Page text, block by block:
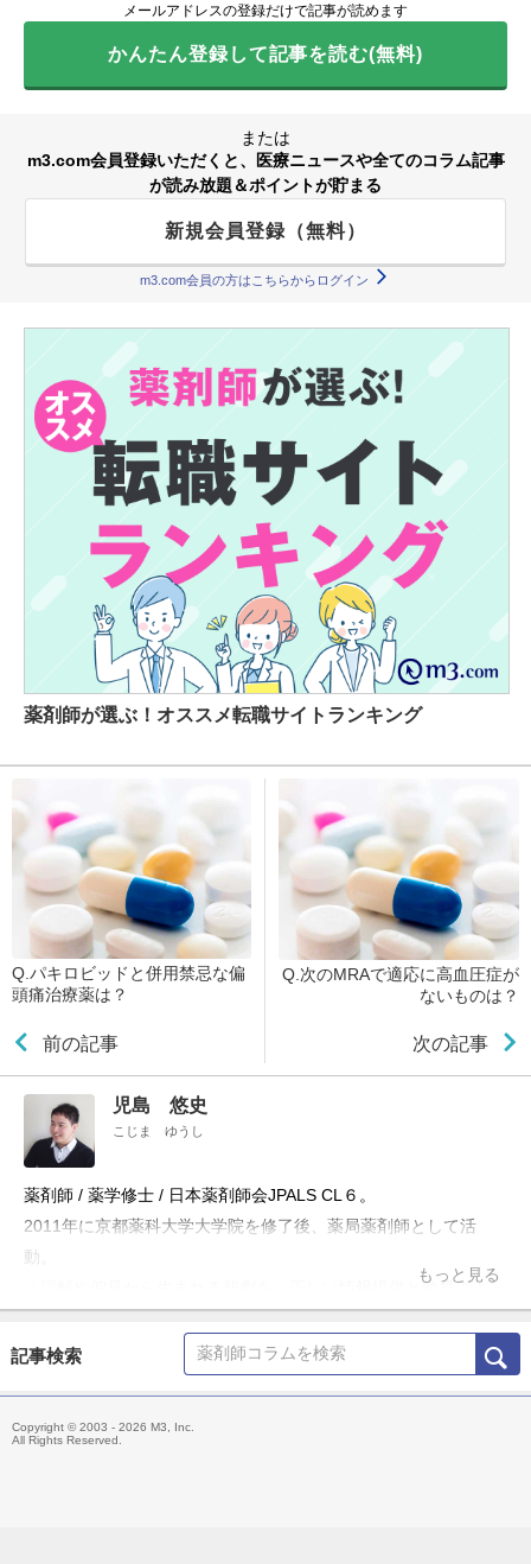
メールアドレスの登録だけで記事が読めます
かんたん登録して記事を読む(無料)
または
m3.com会員登録いただくと、医療ニュースや全てのコラム記事
が読み放題＆ポイントが貯まる
新規会員登録（無料）
m3.com会員の方はこちらからログイン
薬剤師が選ぶ！オススメ転職サイトランキング
Q.パキロビッドと併用禁忌な偏
頭痛治療薬は？
前の記事
Q.次のMRAで適応に高血圧症が
ないものは？
次の記事
児島 悠史
こじま ゆうし
薬剤師 / 薬学修士 / 日本薬剤師会JPALS CL６。
2011年に京都薬科大学大学院を修了後、薬局薬剤師として活
動。
「誤解や偏見から生まれる悲劇を、正しい情報提供と教育によっ
Information」やTwitter「@Fizz_DI」を使って科学的根拠に基づ
いた医療情報の発信・共有を行うほか、大学や薬剤師会の研修会
主な著書「薬局ですぐに役立つ薬の比較と使い分け100（羊土
もっと見る
記事検索
Copyright © 2003 - 2026 M3, Inc.
All Rights Reserved.